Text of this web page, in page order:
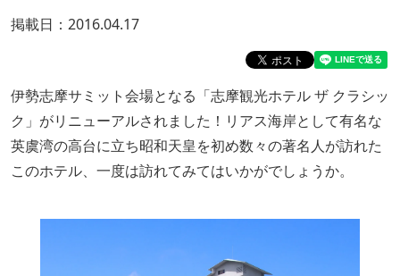
掲載日：2016.04.17
伊勢志摩サミット会場となる「志摩観光ホテル ザ クラシッ
ク」がリニューアルされました！リアス海岸として有名な
英虞湾の高台に立ち昭和天皇を初め数々の著名人が訪れた
このホテル、一度は訪れてみてはいかがでしょうか。